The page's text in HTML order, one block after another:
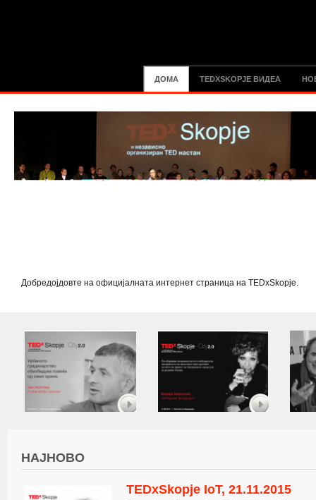
ДОМА TEDXSKOPJE ВИДЕА
Добредојдовте на официјалната интернет страница на TEDxSkopje.
НАЈНОВО
TEDxSkopje IoT, 21.11.2015